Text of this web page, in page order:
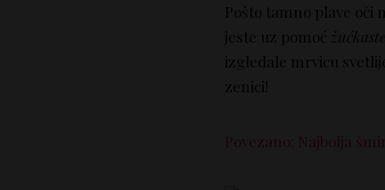
Pošto tamno plave oči
jeste uz pomoć
izgledale mrvicu
zenici!
Povezano: Najbolja